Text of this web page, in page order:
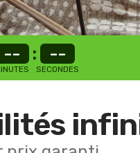
-- : --
SECONDES